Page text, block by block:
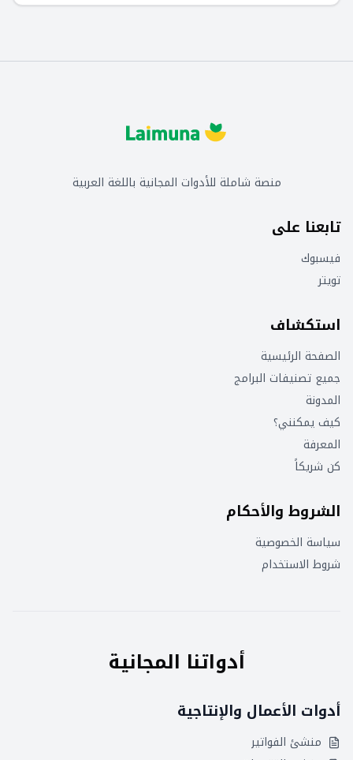
منصة شاملة للأدوات المجانية باللغة العربية
تابعنا على
فيسبوك
تويتر
استكشاف
الصفحة الرئيسية
جميع تصنيفات البرامج
المدونة
كيف يمكنني؟
المعرفة
كن شريكاً
الشروط والأحكام
سياسة الخصوصية
شروط الاستخدام
أدواتنا المجانية
أدوات الأعمال والإنتاجية
منشئ الفواتير